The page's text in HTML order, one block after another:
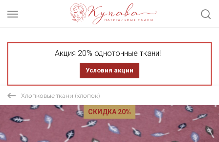
Акция 20% однотонные ткани!
Условия акции
Хлопковые ткани (хлопок)
СКИДКА 20%